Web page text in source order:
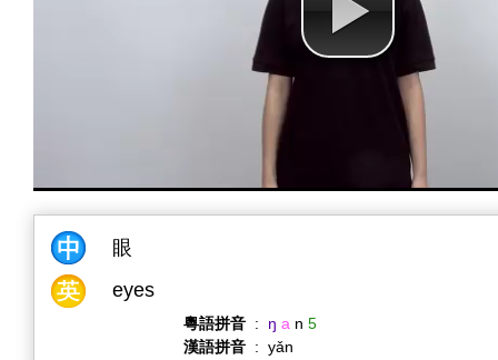
眼
eyes
粵語拼音 : ŋ a n 5
漢語拼音 : yǎn